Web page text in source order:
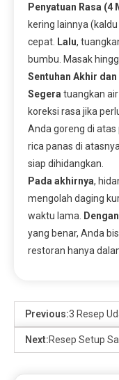
Penyatuan Rasa (4
kering lainnya
cepat. Lalu,
bumbu. Masak
Sentuhan Akhir
Segera tuangkan
koreksi rasa jika
Anda goreng di atas
rica panas di atasnya.
siap dihidangkan.
Pada akhirnya,
mengolah daging
waktu lama.
Dengan
yang benar, Anda
restoran hanya
Previous:3 Resep
Next:Resep Setup